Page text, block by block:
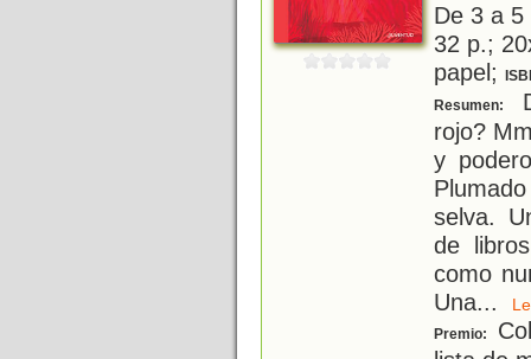
De 3 a
32 p.;
papel;
Resumen:
rojo?
y
selva.
de
como
Una...
Premio: